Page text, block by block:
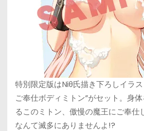
特別限定版はNiθ氏描き下ろしイラ
ご奉仕ボディミトン”がセット。身
るこのミトン、傲慢の魔王にご奉仕
なんて滅多にありませんよ!?